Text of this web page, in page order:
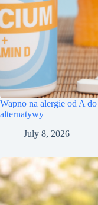
Wapno na alergie od A
alternatywy
July 8, 2026